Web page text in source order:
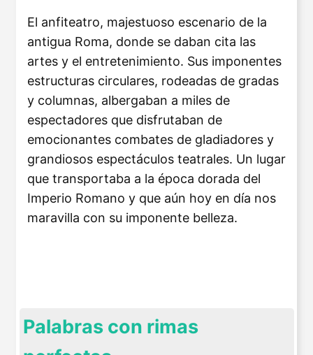
El anfiteatro, majestuoso escenario de la
antigua Roma, donde se daban cita las
artes y el entretenimiento. Sus imponentes
estructuras circulares, rodeadas de gradas
y columnas, albergaban a miles de
espectadores que disfrutaban de
emocionantes combates de gladiadores y
grandiosos espectáculos teatrales. Un lugar
que transportaba a la época dorada del
Imperio Romano y que aún hoy en día nos
maravilla con su imponente belleza.
Palabras con rimas